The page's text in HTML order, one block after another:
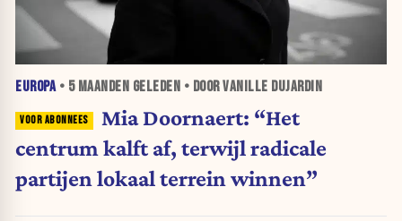
EUROPA• 5 MAANDEN GELEDEN • DOOR VANILLE DUJARDIN
Mia Doornaert: “Het
centrum kalft af, terwijl radicale
partijen lokaal terrein winnen”